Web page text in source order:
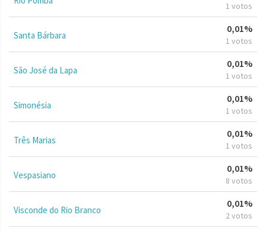
1 votos
Santa Bárbara
0,01%
1 votos
São José da Lapa
0,01%
1 votos
Simonésia
0,01%
1 votos
Três Marias
0,01%
1 votos
Vespasiano
0,01%
8 votos
Visconde do Rio Branco
0,01%
2 votos